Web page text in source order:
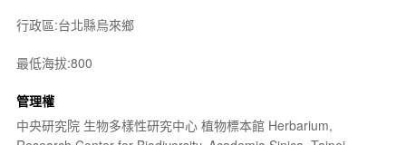
行政區:台北縣烏來鄉
最低海拔:800
管理權
中央研究院 生物多樣性研究中心 植物標本館 Herbarium,